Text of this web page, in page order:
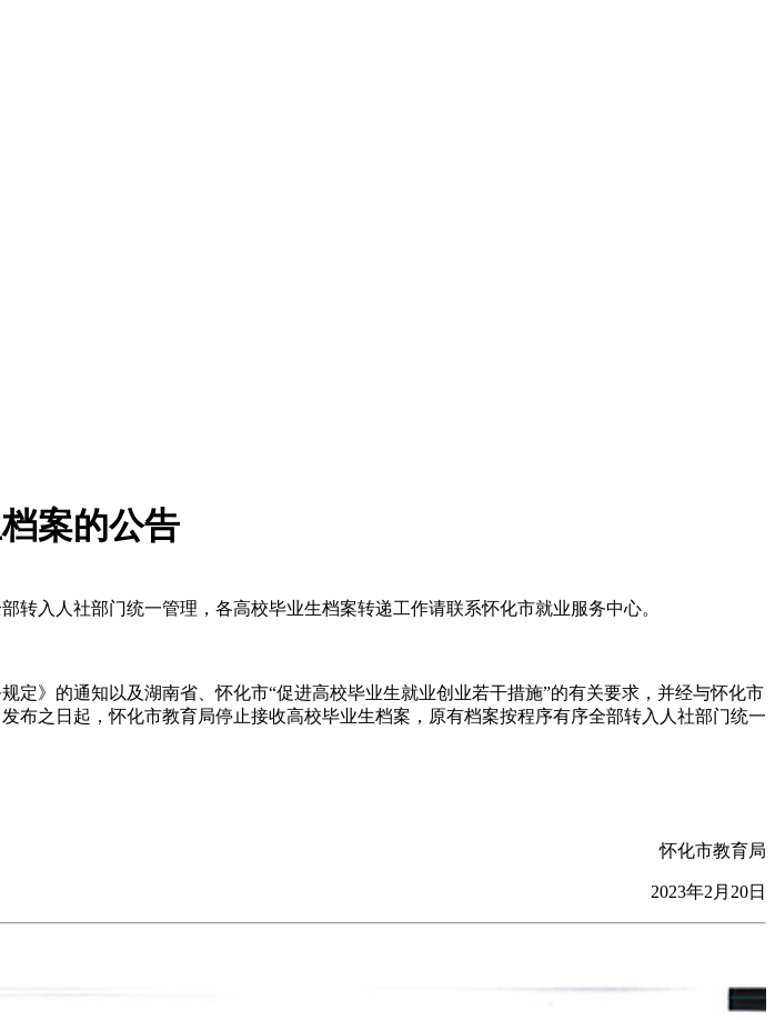
案的公告
入人社部门统一管理，各高校毕业生档案转递工作请联系怀化市就业服务中心。
》的通知以及湖南省、怀化市“促进高校毕业生就业创业若干措施”的有关要求，并经与怀化市
布之日起，怀化市教育局停止接收高校毕业生档案，原有档案按程序有序全部转入人社部门统一
怀化市教育局
2023年2月20日